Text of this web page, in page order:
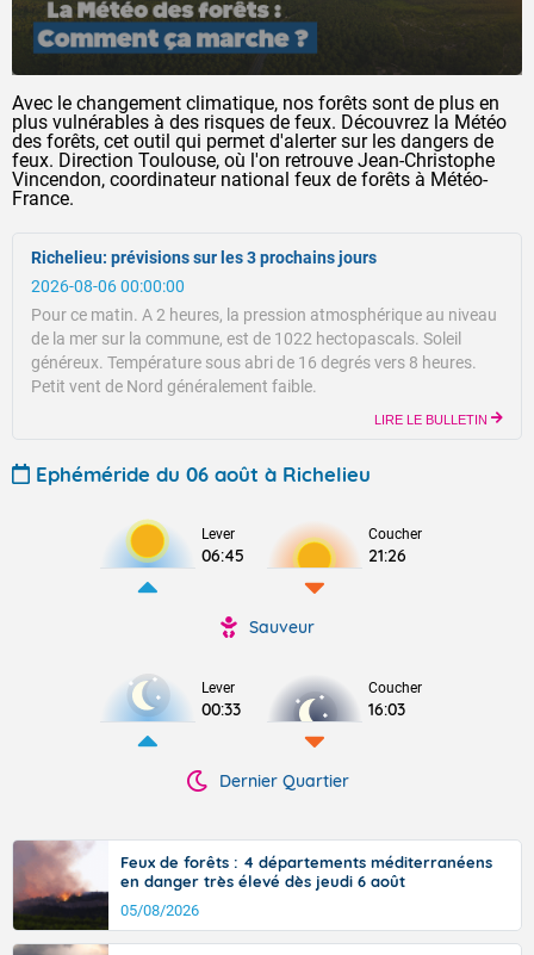
Avec le changement climatique, nos forêts sont de plus en
plus vulnérables à des risques de feux. Découvrez la Météo
des forêts, cet outil qui permet d'alerter sur les dangers de
feux. Direction Toulouse, où l'on retrouve Jean-Christophe
Vincendon, coordinateur national feux de forêts à Météo-
France.
Richelieu: prévisions sur les 3 prochains jours
2026-08-06 00:00:00
Pour ce matin. A 2 heures, la pression atmosphérique au niveau
de la mer sur la commune, est de 1022 hectopascals. Soleil
généreux. Température sous abri de 16 degrés vers 8 heures.
Petit vent de Nord généralement faible.
LIRE LE BULLETIN
Ephéméride du 06 août à Richelieu
Lever
06:45
Coucher
21:26
Sauveur
Lever
00:33
Coucher
16:03
Dernier Quartier
Feux de forêts : 4 départements méditerranéens
en danger très élevé dès jeudi 6 août
05/08/2026